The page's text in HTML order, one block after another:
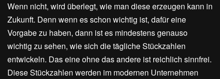
Wenn nicht, wird überlegt, wie man diese erzeugen kann in
Zukunft. Denn wenn es schon wichtig ist, dafür eine
Vorgabe zu haben, dann ist es mindestens genauso
wichtig zu sehen, wie sich die tägliche Stückzahlen
entwickeln. Das eine ohne das andere ist reichlich sinnfrei.
Diese Stückzahlen werden im modernen Unternehmen